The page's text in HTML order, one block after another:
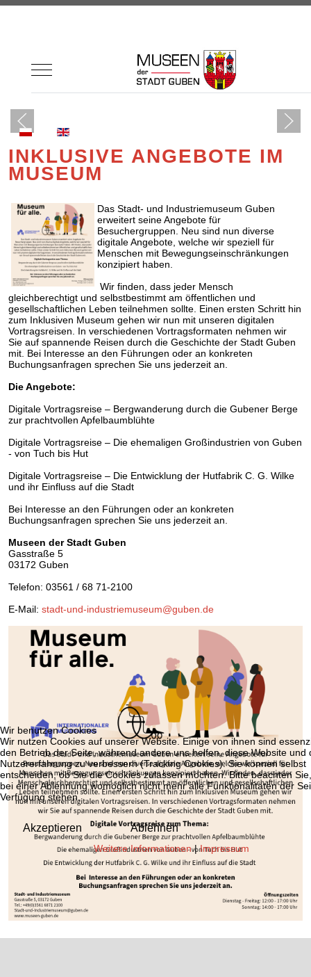
Mobile Menu Toggle
Sprache auswählen
INKLUSIVE ANGEBOTE IM
MUSEUM
Das Stadt- und Industriemuseum Guben
erweitert seine Angebote für
Besuchergruppen. Neu sind nun diverse
digitale Angebote, welche wir speziell für
Menschen mit Bewegungseinschränkungen
konzipiert haben.
Wir finden, dass jeder Mensch
gleichberechtigt und selbstbestimmt am öffentlichen und
gesellschaftlichen Leben teilnehmen sollte. Einen ersten Schritt hin
zum Inklusiven Museum gehen wir nun mit unseren digitalen
Vortragsreisen. In verschiedenen Vortragsformaten nehmen wir
Sie auf spannende Reisen durch die Geschichte der Stadt Guben
mit. Bei Interesse an den Führungen oder an konkreten
Buchungsanfragen sprechen Sie uns jederzeit an.
Die Angebote:
Digitale Vortragsreise – Bergwanderung durch die Gubener Berge
zur prachtvollen Apfelbaumblühte
Digitale Vortragsreise – Die ehemaligen Großindustrien von Guben
- von Tuch bis Hut
Digitale Vortragsreise – Die Entwicklung der Hutfabrik C. G. Wilke
und ihr Einfluss auf die Stadt
Bei Interesse an den Führungen oder an konkreten
Buchungsanfragen sprechen Sie uns jederzeit an.
Museen der Stadt Guben
Gasstraße 5
03172 Guben
Telefon: 03561 / 68 71-2100
E-Mail: stadt-und-industriemuseum@guben.de
Wir benutzen Cookies
Wir nutzen Cookies auf unserer Website. Einige von ihnen sind
den Betrieb der Seite, während andere uns helfen, diese Website und
Nutzererfahrung zu verbessern (Tracking Cookies). Sie können selbst
entscheiden, ob Sie die Cookies zulassen möchten. Bitte beachten
bei einer Ablehnung womöglich nicht mehr alle Funktionalitäten der
Verfügung stehen.
Akzeptieren Ablehnen
Weitere Informationen|Impressum